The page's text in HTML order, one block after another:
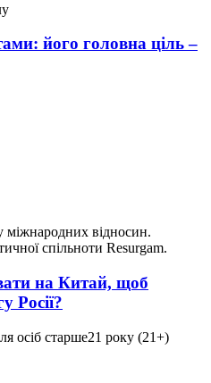
його головна ціль –
міжнародних відносин.
спільноти Resurgam.
на Китай, щоб
Росії?
осіб старше21 року (21+)